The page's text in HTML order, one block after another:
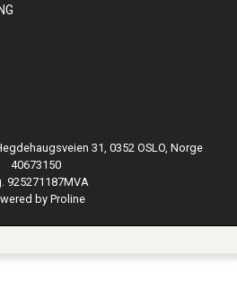
31, 0352 OSLO, Norge
40673150
925271187MVA
by Proline